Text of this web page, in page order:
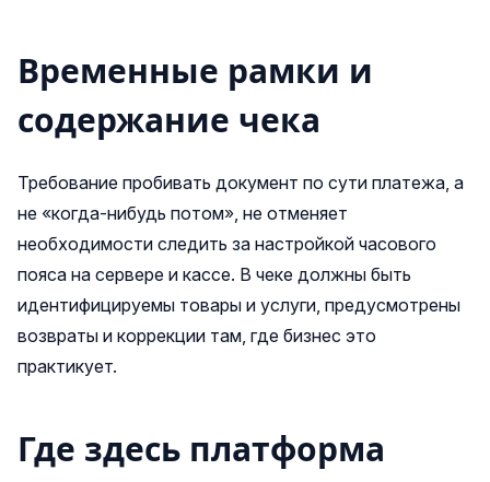
Временные рамки и
содержание чека
Требование пробивать документ по сути платежа, а
не «когда‑нибудь потом», не отменяет
необходимости следить за настройкой часового
пояса на сервере и кассе. В чеке должны быть
идентифицируемы товары и услуги, предусмотрены
возвраты и коррекции там, где бизнес это
практикует.
Где здесь платформа